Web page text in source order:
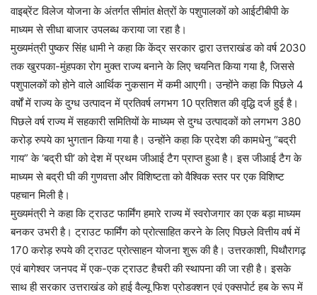
वाइब्रेंट विलेज योजना के अंतर्गत सीमांत क्षेत्रों के पशुपालकों को आईटीबीपी के
माध्यम से सीधा बाजार उपलब्ध कराया जा रहा है।
मुख्यमंत्री पुष्कर सिंह धामी ने कहा कि केंद्र सरकार द्वारा उत्तराखंड को वर्ष 2030
तक खुरपका-मुंहपका रोग मुक्त राज्य बनाने के लिए चयनित किया गया है, जिससे
पशुपालकों को होने वाले आर्थिक नुकसान में कमी आएगी। उन्होंने कहा कि पिछले 4
वर्षों में राज्य के दुग्ध उत्पादन में प्रतिवर्ष लगभग 10 प्रतिशत की वृद्धि दर्ज हुई है।
पिछले वर्ष राज्य में सहकारी समितियों के माध्यम से दुग्ध उत्पादकों को लगभग 380
करोड़ रुपये का भुगतान किया गया है। उन्होंने कहा कि प्रदेश की कामधेनु “बद्री
गाय” के ‘बद्री घी’ को देश में प्रथम जीआई टैग प्राप्त हुआ है। इस जीआई टैग के
माध्यम से बद्री घी की गुणवत्ता और विशिष्टता को वैश्विक स्तर पर एक विशिष्ट
पहचान मिली है।
मुख्यमंत्री ने कहा कि ट्राउट फार्मिंग हमारे राज्य में स्वरोजगार का एक बड़ा माध्यम
बनकर उभरी है। ट्राउट फार्मिंग को प्रोत्साहित करने के लिए पिछले वित्तीय वर्ष में
170 करोड़ रुपये की ट्राउट प्रोत्साहन योजना शुरू की है। उत्तरकाशी, पिथौरागढ़
एवं बागेश्वर जनपद में एक-एक ट्राउट हैचरी की स्थापना की जा रही है। इसके
साथ ही सरकार उत्तराखंड को हाई वैल्यू फिश प्रोडक्शन एवं एक्सपोर्ट हब के रूप में